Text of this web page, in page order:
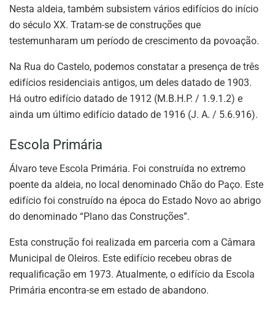
Nesta aldeia, também subsistem vários edifícios do início
do século XX. Tratam-se de construções que
testemunharam um período de crescimento da povoação.
Na Rua do Castelo, podemos constatar a presença de três
edifícios residenciais antigos, um deles datado de 1903.
Há outro edifício datado de 1912 (M.B.H.P. / 1.9.1.2) e
ainda um último edifício datado de 1916 (J. A. / 5.6.916).
Escola Primária
Álvaro teve Escola Primária. Foi construída no extremo
poente da aldeia, no local denominado Chão do Paço. Este
edifício foi construído na época do Estado Novo ao abrigo
do denominado “Plano das Construções”.
Esta construção foi realizada em parceria com a Câmara
Municipal de Oleiros. Este edifício recebeu obras de
requalificação em 1973. Atualmente, o edifício da Escola
Primária encontra-se em estado de abandono.